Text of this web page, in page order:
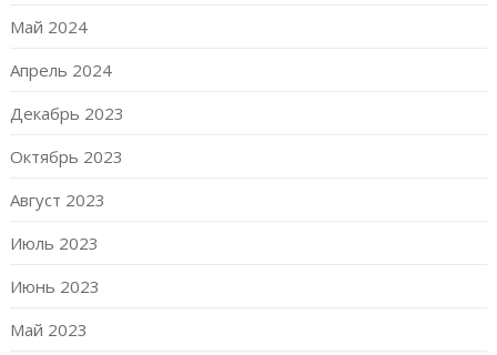
Май 2024
Апрель 2024
Декабрь 2023
Октябрь 2023
Август 2023
Июль 2023
Июнь 2023
Май 2023